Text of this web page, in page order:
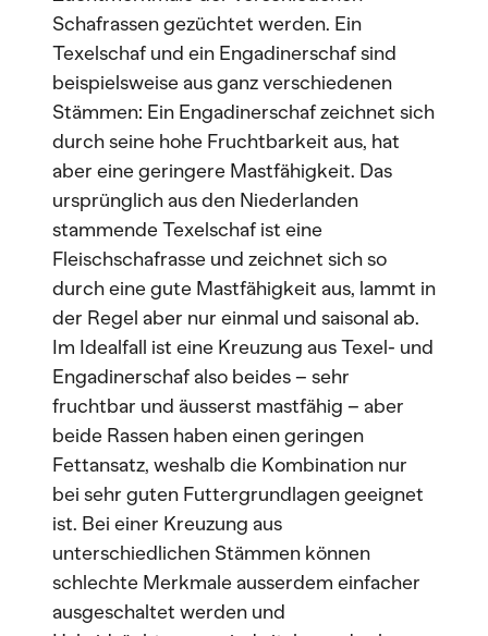
Schafrassen gezüchtet werden. Ein
Texelschaf und ein Engadinerschaf sind
beispielsweise aus ganz verschiedenen
Stämmen: Ein Engadinerschaf zeichnet sich
durch seine hohe Fruchtbarkeit aus, hat
aber eine geringere Mastfähigkeit. Das
ursprünglich aus den Niederlanden
stammende Texelschaf ist eine
Fleischschafrasse und zeichnet sich so
durch eine gute Mastfähigkeit aus, lammt in
der Regel aber nur einmal und saisonal ab.
Im Idealfall ist eine Kreuzung aus Texel- und
Engadinerschaf also beides – sehr
fruchtbar und äusserst mastfähig – aber
beide Rassen haben einen geringen
Fettansatz, weshalb die Kombination nur
bei sehr guten Futtergrundlagen geeignet
ist. Bei einer Kreuzung aus
unterschiedlichen Stämmen können
schlechte Merkmale ausserdem einfacher
ausgeschaltet werden und